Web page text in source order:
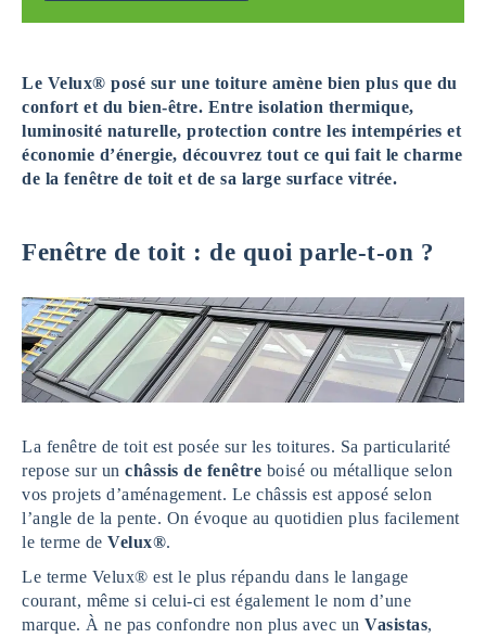
Le Velux® posé sur une toiture amène bien plus que du
confort et du bien-être. Entre isolation thermique,
luminosité naturelle, protection contre les intempéries et
économie d’énergie, découvrez tout ce qui fait le charme
de la fenêtre de toit et de sa large surface vitrée.
Fenêtre de toit : de quoi parle-t-on ?
La fenêtre de toit est posée sur les toitures. Sa particularité
repose sur un châssis de fenêtre boisé ou métallique selon
vos projets d’aménagement. Le châssis est apposé selon
l’angle de la pente. On évoque au quotidien plus facilement
le terme de Velux®.
Le terme Velux® est le plus répandu dans le langage
courant, même si celui-ci est également le nom d’une
marque. À ne pas confondre non plus avec un Vasistas,